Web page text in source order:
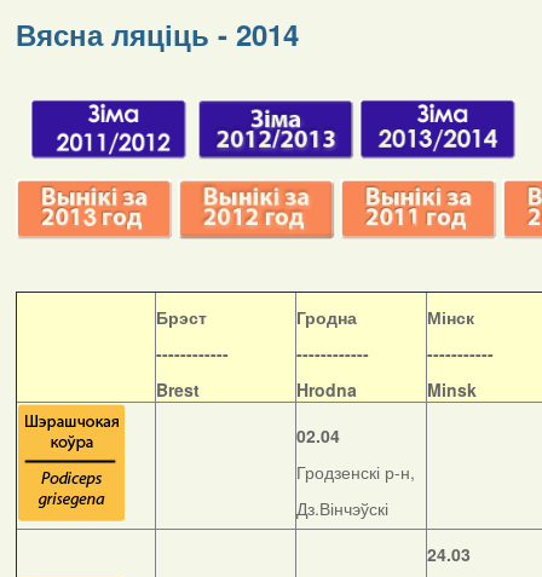
Вясна ляціць - 2014
Брэст
------------
Brest
Гродна
------------
Hrodna
Мінск
-----------
Minsk
02.04
Гродзенскі р-н,
Дз.Вінчэўскі
24.03